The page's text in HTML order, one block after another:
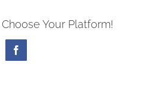
Your Platform!
Facebook